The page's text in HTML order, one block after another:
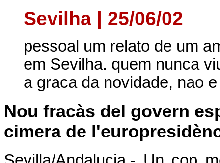
Sevilha | 25/06/02
pessoal um relato de um
em Sevilha. quem nunca
a graca da novidade, nao
Nou fracàs del govern
cimera de